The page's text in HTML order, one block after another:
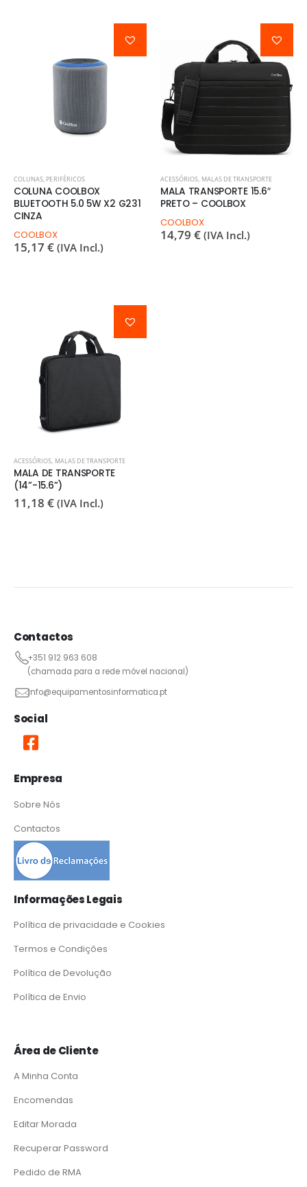
COLUNAS, PERIFÉRICOS
COLUNA COOLBOX
BLUETOOTH 5.0 5W X2 G231
CINZA
COOLBOX
15,17 € (IVA Incl.)
ACESSÓRIOS, MALAS DE TRANSPORTE
MALA TRANSPORTE 15.6″
PRETO – COOLBOX
COOLBOX
14,79 € (IVA Incl.)
ACESSÓRIOS, MALAS DE TRANSPORTE
MALA DE TRANSPORTE
(14”-15.6”)
11,18 € (IVA Incl.)
Contactos
+351 912 963 608
(chamada para a rede móvel nacional)
info@equipamentosinformatica.pt
Social
Empresa
Sobre Nós
Contactos
Informações Legais
Política de privacidade e Cookies
Termos e Condições
Política de Devolução
Política de Envio
Área de Cliente
A Minha Conta
Encomendas
Editar Morada
Recuperar Password
Pedido de RMA